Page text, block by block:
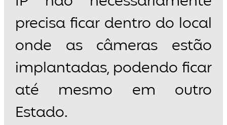
precisa ficar dentro do local
onde as câmeras estão
implantadas, podendo ficar
até mesmo em outro
Estado.